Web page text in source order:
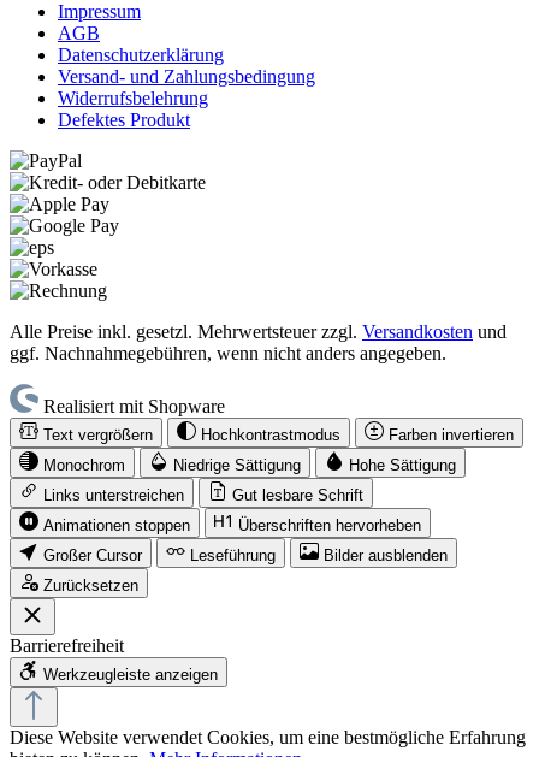
Impressum
AGB
Datenschutzerklärung
Versand- und Zahlungsbedingung
Widerrufsbelehrung
Defektes Produkt
Alle Preise inkl. gesetzl. Mehrwertsteuer zzgl. Versandkosten und
ggf. Nachnahmegebühren, wenn nicht anders angegeben.
Realisiert mit Shopware
Text vergrößern Hochkontrastmodus
Farben invertieren
Monochrom
Niedrige Sättigung
Hohe Sättigung
Links unterstreichen
Gut lesbare Schrift
Animationen stoppen
Überschriften hervorheben
Großer Cursor
Leseführung
Bilder ausblenden
Zurücksetzen
Barrierefreiheit
Werkzeugleiste anzeigen
Diese Website verwendet Cookies, um eine bestmögliche Erfahrung